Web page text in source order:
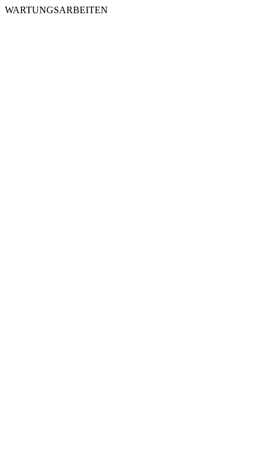
WARTUNGSARBEITEN